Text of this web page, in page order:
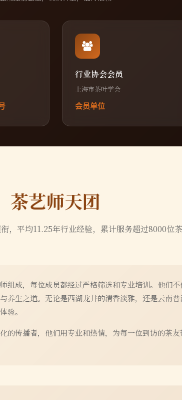
行业协会会员
上海市茶叶学会
会员单位
茶艺师天团
，平均11.25年行业经验，累计服务超过8000位
组成，每位成员都经过严格筛选和专业培训。他们
养生之道。无论是西湖龙井的清香淡雅，还是云南
验。
的传播者，他们用专业和热情，为每一位到访的茶